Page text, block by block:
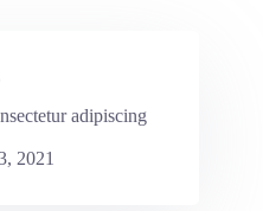
adipiscing
2021